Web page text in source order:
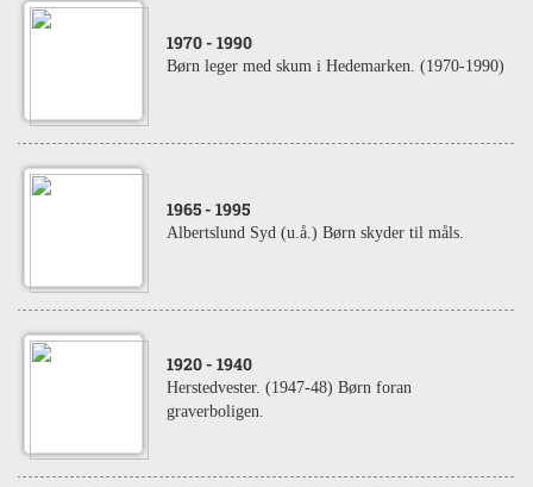
1970 - 1990
Børn leger med skum i Hedemarken. (1970-1990)
1965 - 1995
Albertslund Syd (u.å.) Børn skyder til måls.
1920 - 1940
Herstedvester. (1947-48) Børn foran
graverboligen.